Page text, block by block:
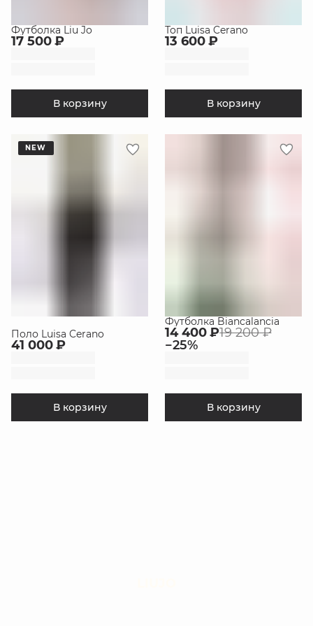
Футболка Liu Jo
17 500 ₽
В корзину
Топ Luisa Cerano
13 600 ₽
В корзину
NEW
Поло Luisa Cerano
41 000 ₽
В корзину
Футболка Biancalancia
14 400 ₽19 200 ₽
−25%
В корзину